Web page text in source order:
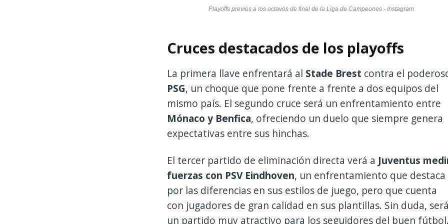
Playoffs previos a los octavos de final de la Liga de Campeones - Instagram
Cruces destacados de los playoffs
La primera llave enfrentará al Stade Brest contra el
PSG, un choque que pone frente a frente a dos equipos del
mismo país. El segundo cruce será un enfrentamiento entre
Mónaco y Benfica, ofreciendo un duelo que siempre genera
expectativas entre sus hinchas.
El tercer partido de eliminación directa verá a Juventus
fuerzas con PSV Eindhoven, un enfrentamiento que destaca
por las diferencias en sus estilos de juego, pero que cuenta
con jugadores de gran calidad en sus plantillas. Sin duda, será
un partido muy atractivo para los seguidores del buen fútbol.